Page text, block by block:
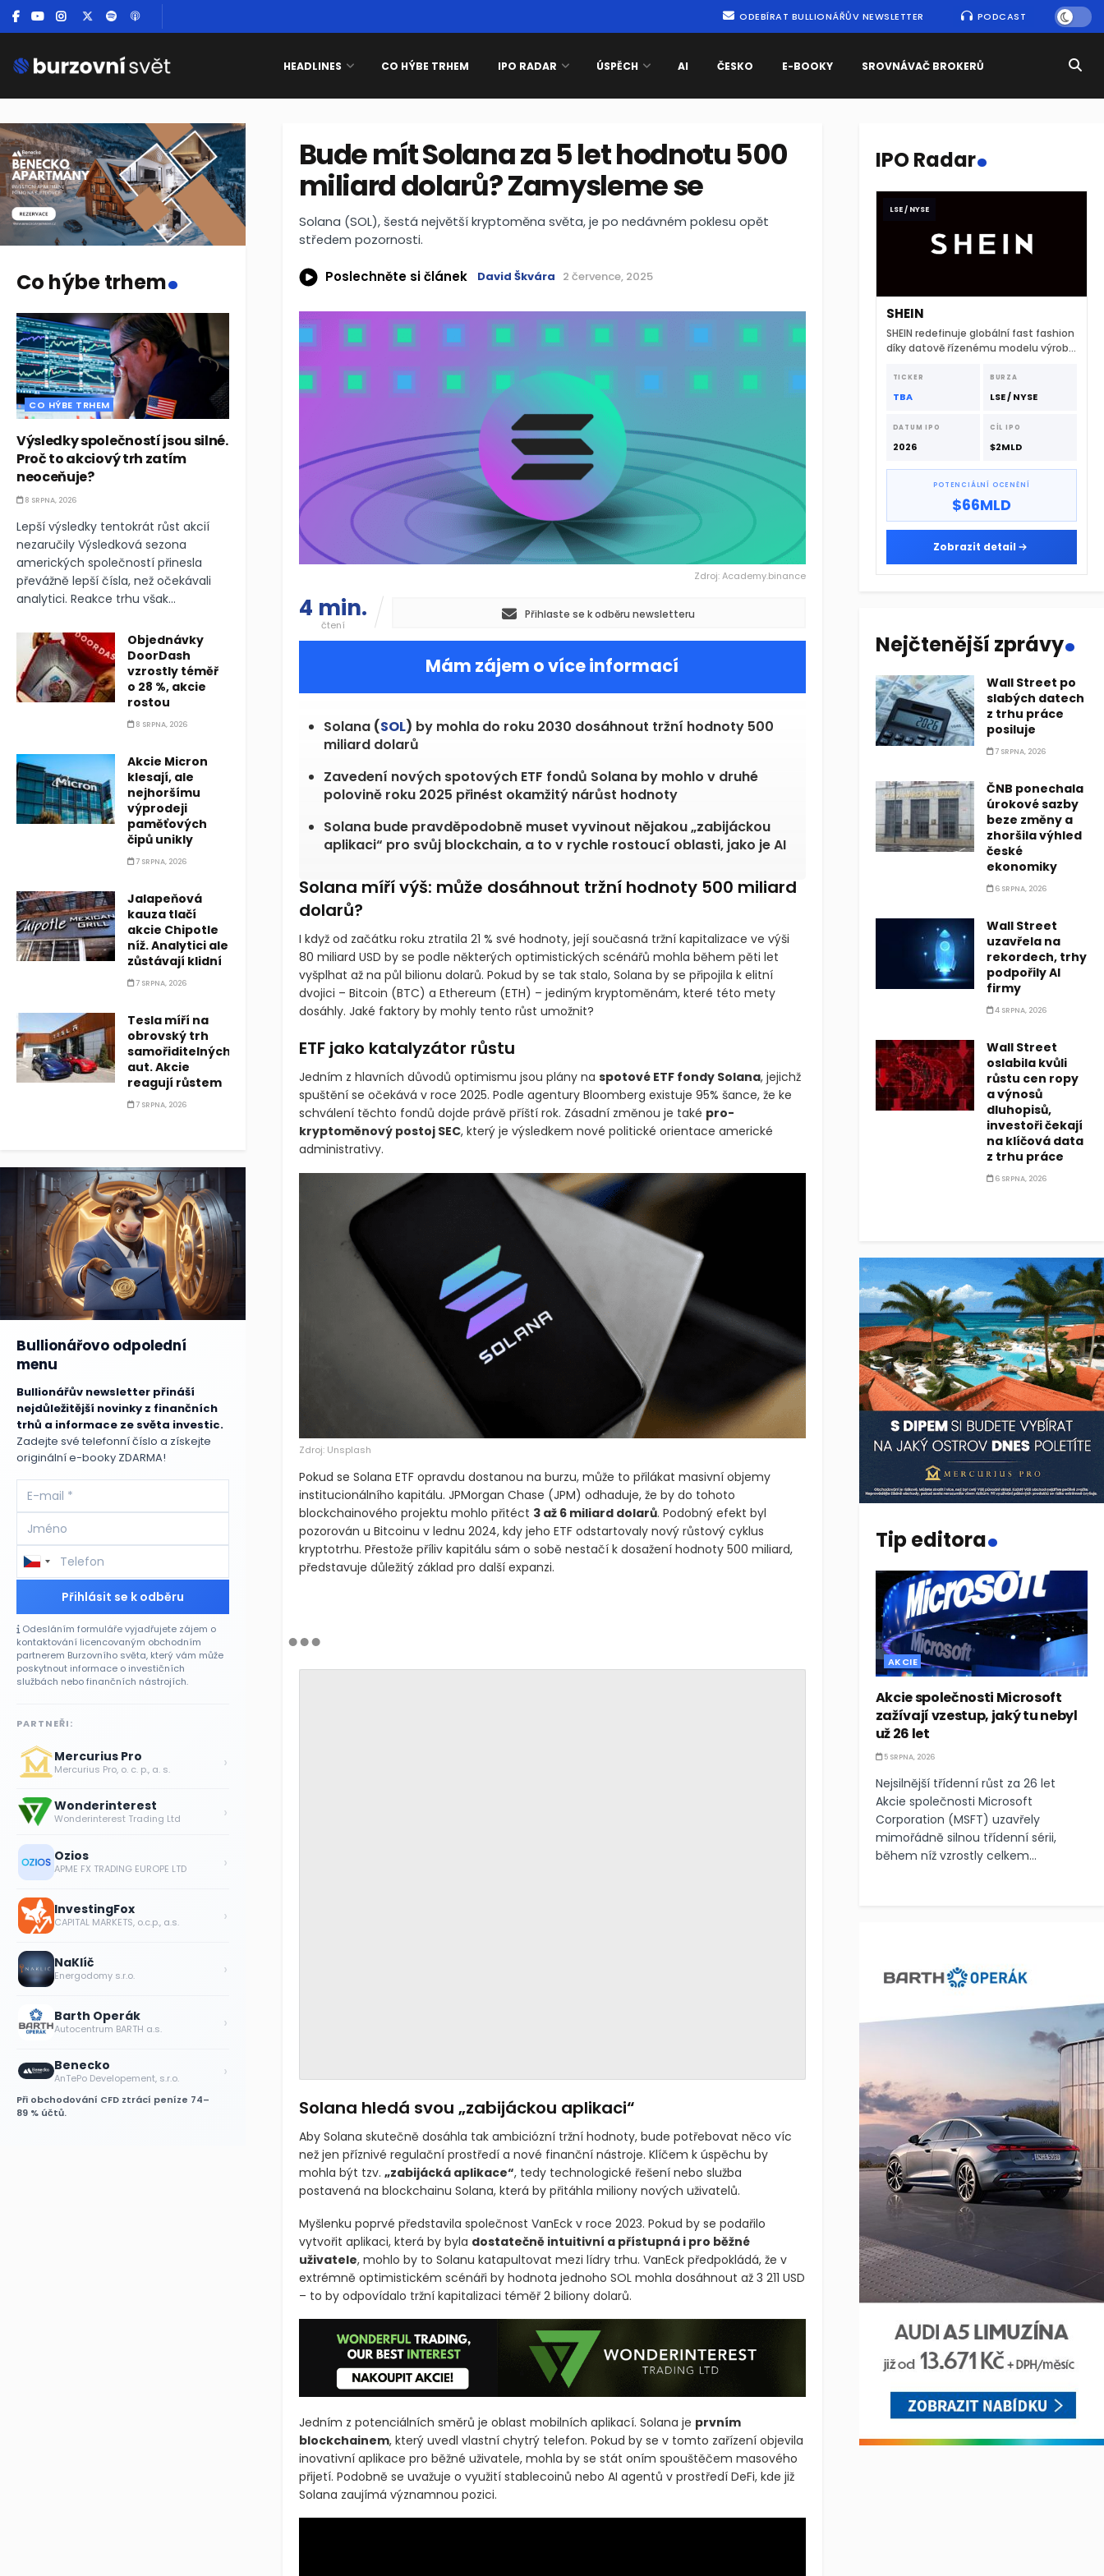
ODEBÍRAT BULLIONÁŘŮV NEWSLETTER PODCAST
HEADLINES CO HÝBE TRHEM IPO RADAR ÚSPĚCH AI ČESKO E-BOOKY SROVNÁVAČ BROKERŮ
Bude mít Solana za 5 let hodnotu 500
miliard dolarů? Zamysleme se
Solana (SOL), šestá největší kryptoměna světa, je po nedávném poklesu opět
středem pozornosti.
Poslechněte si článek David Škvára 2 července, 2025
Zdroj: Academy.binance
4 min.
čtení
Přihlaste se k odběru newsletteru
Mám zájem o více informací
Solana (SOL) by mohla do roku 2030 dosáhnout tržní hodnoty 500
miliard dolarů
Zavedení nových spotových ETF fondů Solana by mohlo v druhé
polovině roku 2025 přinést okamžitý nárůst hodnoty
Solana bude pravděpodobně muset vyvinout nějakou „zabijáckou
aplikaci“ pro svůj blockchain, a to v rychle rostoucí oblasti, jako je AI
Solana míří výš: může dosáhnout tržní hodnoty 500 miliard
dolarů?
I když od začátku roku ztratila 21 % své hodnoty, její současná tržní kapitalizace ve výši
80 miliard USD by se podle některých optimistických scénářů mohla během pěti let
vyšplhat až na půl bilionu dolarů. Pokud by se tak stalo, Solana by se připojila k elitní
dvojici – Bitcoin (BTC) a Ethereum (ETH) – jediným kryptoměnám, které této mety
dosáhly. Jaké faktory by mohly tento růst umožnit?
ETF jako katalyzátor růstu
Jedním z hlavních důvodů optimismu jsou plány na spotové ETF fondy Solana, jejichž
spuštění se očekává v roce 2025. Podle agentury Bloomberg existuje 95% šance, že ke
schválení těchto fondů dojde právě příští rok. Zásadní změnou je také pro-
kryptoměnový postoj SEC, který je výsledkem nové politické orientace americké
administrativy.
Zdroj: Unsplash
Pokud se Solana ETF opravdu dostanou na burzu, může to přilákat masivní objemy
institucionálního kapitálu. JPMorgan Chase (JPM) odhaduje, že by do tohoto
blockchainového projektu mohlo přitéct 3 až 6 miliard dolarů. Podobný efekt byl
pozorován u Bitcoinu v lednu 2024, kdy jeho ETF odstartovaly nový růstový cyklus
kryptotrhu. Přestože příliv kapitálu sám o sobě nestačí k dosažení hodnoty 500 miliard,
představuje důležitý základ pro další expanzi.
Solana hledá svou „zabijáckou aplikaci“
Aby Solana skutečně dosáhla tak ambiciózní tržní hodnoty, bude potřebovat něco víc
než jen příznivé regulační prostředí a nové finanční nástroje. Klíčem k úspěchu by
mohla být tzv. „zabijácká aplikace“, tedy technologické řešení nebo služba
postavená na blockchainu Solana, která by přitáhla miliony nových uživatelů.
Myšlenku poprvé představila společnost VanEck v roce 2023. Pokud by se podařilo
vytvořit aplikaci, která by byla dostatečně intuitivní a přístupná i pro běžné
uživatele, mohlo by to Solanu katapultovat mezi lídry trhu. VanEck předpokládá, že v
extrémně optimistickém scénáři by hodnota jednoho SOL mohla dosáhnout až 3 211 USD
– to by odpovídalo tržní kapitalizaci téměř 2 biliony dolarů.
Jedním z potenciálních směrů je oblast mobilních aplikací. Solana je prvním
blockchainem, který uvedl vlastní chytrý telefon. Pokud by se v tomto zařízení objevila
inovativní aplikace pro běžné uživatele, mohla by se stát oním spouštěčem masového
přijetí. Podobně se uvažuje o využití stablecoinů nebo AI agentů v prostředí DeFi, kde již
Solana zaujímá významnou pozici.
Co hýbe trhem.
CO HÝBE TRHEM
Výsledky společností jsou silné.
Proč to akciový trh zatím
neoceňuje?
8 SRPNA, 2026
Lepší výsledky tentokrát růst akcií
nezaručily Výsledková sezona
amerických společností přinesla
převážně lepší čísla, než očekávali
analytici. Reakce trhu však...
Objednávky
DoorDash
vzrostly téměř
o 28 %, akcie
rostou
8 SRPNA, 2026
Akcie Micron
klesají, ale
nejhoršímu
výprodeji
paměťových
čipů unikly
7 SRPNA, 2026
Jalapeňová
kauza tlačí
akcie Chipotle
níž. Analytici ale
zůstávají klidní
7 SRPNA, 2026
Tesla míří na
obrovský trh
samořiditelných
aut. Akcie
reagují růstem
7 SRPNA, 2026
Bullionářovo odpolední
menu
Bullionářův newsletter přináší
nejdůležitější novinky z finančních
trhů a informace ze světa investic.
Zadejte své telefonní číslo a získejte
originální e-booky ZDARMA!
Přihlásit se k odběru
Odesláním formuláře vyjadřujete zájem o
kontaktování licencovaným obchodním
partnerem Burzovního světa, který vám může
poskytnout informace o investičních
službách nebo finančních nástrojích.
PARTNEŘI:
Mercurius Pro
Mercurius Pro, o. c. p., a. s. ›
Wonderinterest
Wonderinterest Trading Ltd ›
Ozios
APME FX TRADING EUROPE LTD ›
InvestingFox
CAPITAL MARKETS, o.c.p., a.s. ›
NaKlíč
Energodomy s.r.o. ›
Barth Operák
Autocentrum BARTH a.s. ›
Benecko
AnTePo Developement, s.r.o. ›
Při obchodování CFD ztrácí peníze 74–
89 % účtů.
IPO Radar.
LSE / NYSE
SHEIN
SHEIN redefinuje globální fast fashion
díky datově řízenému modelu výroby
dodavatelskému řetězci.
TICKER
TBA
BURZA
LSE / NYSE
DATUM IPO
2026
CÍL IPO
$2MLD
POTENCIÁLNÍ OCENĚNÍ
$66MLD
Zobrazit detail
Nejčtenější zprávy.
Wall Street po
slabých datech
z trhu práce
posiluje
7 SRPNA, 2026
ČNB ponechala
úrokové sazby
beze změny a
zhoršila výhled
české
ekonomiky
6 SRPNA, 2026
Wall Street
uzavřela na
rekordech, trhy
podpořily AI
firmy
4 SRPNA, 2026
Wall Street
oslabila kvůli
růstu cen ropy
a výnosů
dluhopisů,
investoři čekají
na klíčová data
z trhu práce
6 SRPNA, 2026
Tip editora.
AKCIE
Akcie společnosti Microsoft
zažívají vzestup, jaký tu nebyl
už 26 let
5 SRPNA, 2026
Nejsilnější třídenní růst za 26 let
Akcie společnosti Microsoft
Corporation (MSFT) uzavřely
mimořádně silnou třídenní sérii,
během níž vzrostly celkem...